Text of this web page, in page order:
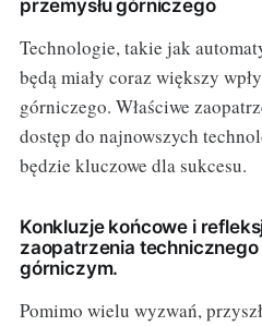
przemysłu górniczego
Technologie, takie jak
będą miały coraz większy
górniczego. Właściwe
dostęp do najnowszych
będzie kluczowe dla sukcesu.
Konkluzje końcowe i
zaopatrzenia
górniczym.
Pomimo wielu wyzwań,